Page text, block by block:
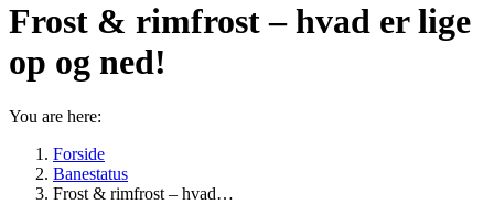
Frost & rimfrost – hvad er lige
op og ned!
You are here:
Forside
Banestatus
Frost & rimfrost – hvad…